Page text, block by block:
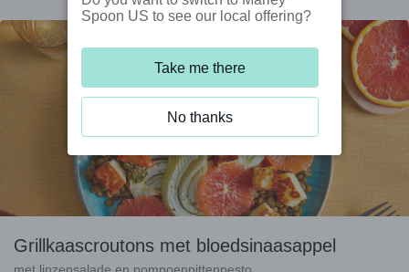
Grillkaascroutons met bloedsinaasappel
Spoon US to see our local offering?
Take me there
No thanks